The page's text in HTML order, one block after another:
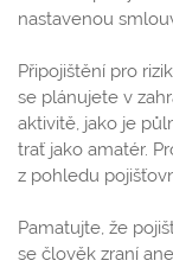
nastavenou
Připojištění pro
se plánujete v
aktivitě, jako je
trať jako amatér.
z pohledu
Pamatujte, že
se člověk zraní